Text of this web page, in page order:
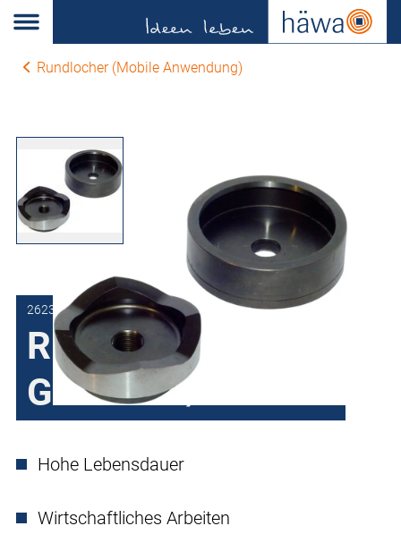
Rundlocher (Mobile Anwendung)
2623-0880-00-00
Rundlocher mit
Gewinde Ø 19 mm
Hohe Lebensdauer
Wirtschaftliches Arbeiten